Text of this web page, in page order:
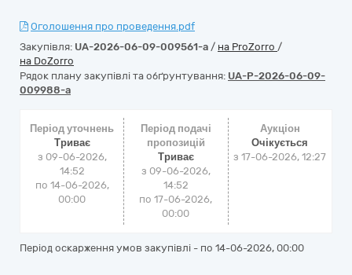
Оголошення про проведення.pdf
Закупівля: UA-2026-06-09-009561-a / на ProZorro /
на DoZorro
Рядок плану закупівлі та обґрунтування: UA-P-2026-06-09-
009988-a
Період уточнень
Триває
з 09-06-2026,
14:52
по 14-06-2026,
00:00
Період подачі
пропозицій
Триває
з 09-06-2026,
14:52
по 17-06-2026,
00:00
Аукціон
Очікується
з17-06-2026, 12:27
Період оскарження умов закупівлі - по 14-06-2026, 00:00